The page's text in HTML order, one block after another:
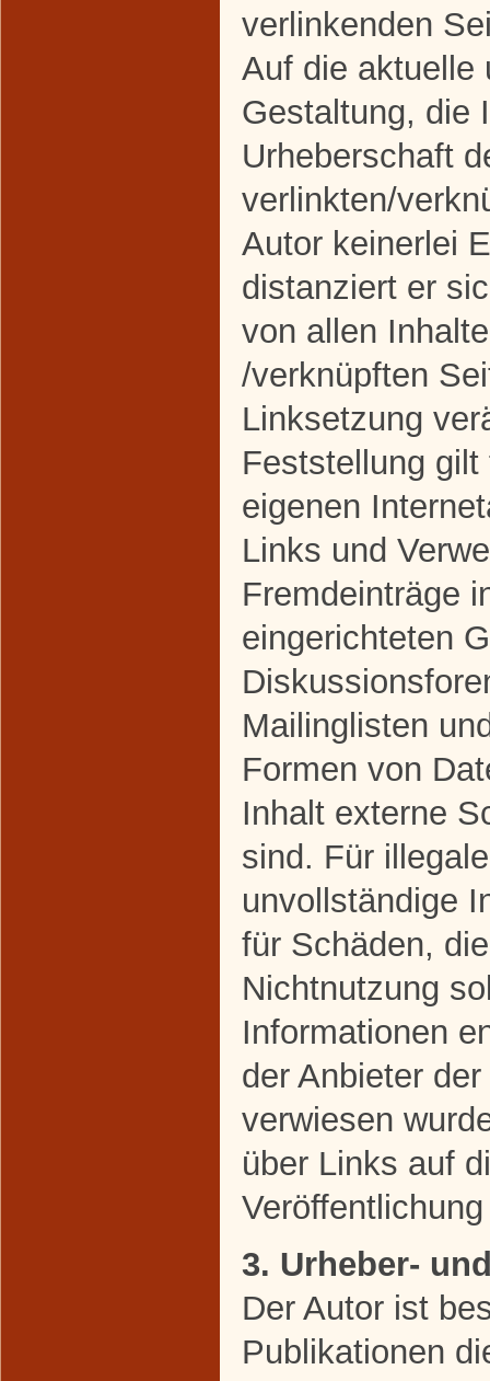
verlinkenden
Auf die aktuelle
Gestaltung, die
Urheberschaft
verlinkten/
Autor keinerlei
distanziert er
von allen
/verknüpften
Linksetzung
Feststellung
eigenen
Links und
Fremdeinträge
eingerichteten
Mailinglisten
Formen von
Inhalt externe
sind. Für
unvollständige
für Schäden,
Nichtnutzung
Informationen
der Anbieter
verwiesen
über Links auf
3. Urheber-
Der Autor ist
Publikationen